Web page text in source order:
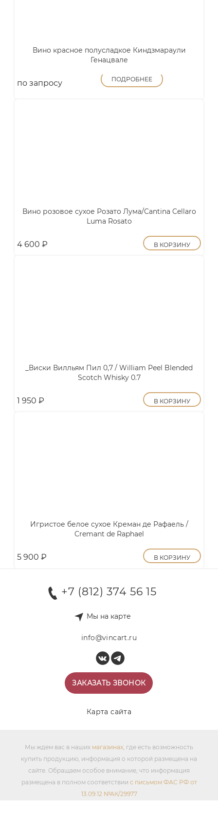
Вино красное полусладкое Киндзмараули
Генацвале
по запросу ПОДРОБНЕЕ
Вино розовое сухое Розато Лума/Cantina Cellaro
Luma Rosato
4 600 ₽ В КОРЗИНУ
_Виски Вилльям Пил 0,7 / William Peel Blended
Scotch Whisky 0.7
1 950 ₽ В КОРЗИНУ
Игристое белое сухое Креман де Рафаель /
Cremant de Raphael
5 900 ₽ В КОРЗИНУ
+7 (812) 374 56 15
Мы на карте
info@vincart.ru
ЗАКАЗАТЬ ЗВОНОК
Карта сайта
Мы ждем вас в наших магазинах, где есть возможность
купить продукцию, информация о которой размещена на
сайте. Обращаем особое внимание, что информация
размещена в полном соответствии с письмом ФАС РФ от
13.09.12 №АК/29977